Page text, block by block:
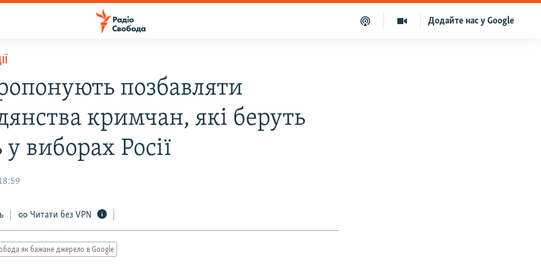
Додайте нас у Google
позбавляти
кримчан, які беруть
у виборах Росії
Читати без VPN
як бажане джерело в Google